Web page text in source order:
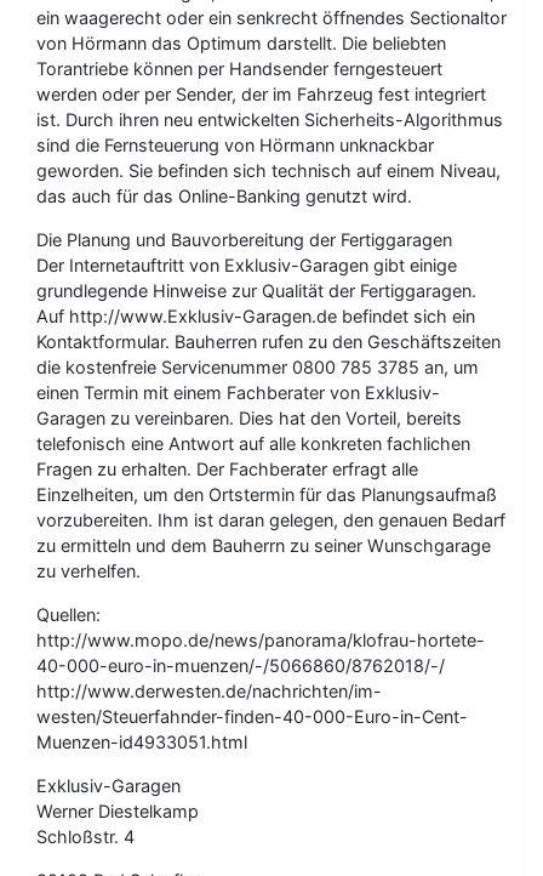
ein waagerecht oder ein senkrecht öffnendes Sectionaltor
von Hörmann das Optimum darstellt. Die beliebten
Torantriebe können per Handsender ferngesteuert
werden oder per Sender, der im Fahrzeug fest integriert
ist. Durch ihren neu entwickelten Sicherheits-Algorithmus
sind die Fernsteuerung von Hörmann unknackbar
geworden. Sie befinden sich technisch auf einem Niveau,
das auch für das Online-Banking genutzt wird.
Die Planung und Bauvorbereitung der Fertiggaragen
Der Internetauftritt von Exklusiv-Garagen gibt einige
grundlegende Hinweise zur Qualität der Fertiggaragen.
Auf http://www.Exklusiv-Garagen.de befindet sich ein
Kontaktformular. Bauherren rufen zu den Geschäftszeiten
die kostenfreie Servicenummer 0800 785 3785 an, um
einen Termin mit einem Fachberater von Exklusiv-
Garagen zu vereinbaren. Dies hat den Vorteil, bereits
telefonisch eine Antwort auf alle konkreten fachlichen
Fragen zu erhalten. Der Fachberater erfragt alle
Einzelheiten, um den Ortstermin für das Planungsaufmaß
vorzubereiten. Ihm ist daran gelegen, den genauen Bedarf
zu ermitteln und dem Bauherrn zu seiner Wunschgarage
zu verhelfen.
Quellen:
http://www.mopo.de/news/panorama/klofrau-hortete-
40-000-euro-in-muenzen/-/5066860/8762018/-/
http://www.derwesten.de/nachrichten/im-
westen/Steuerfahnder-finden-40-000-Euro-in-Cent-
Muenzen-id4933051.html
Exklusiv-Garagen
Werner Diestelkamp
Schloßstr. 4